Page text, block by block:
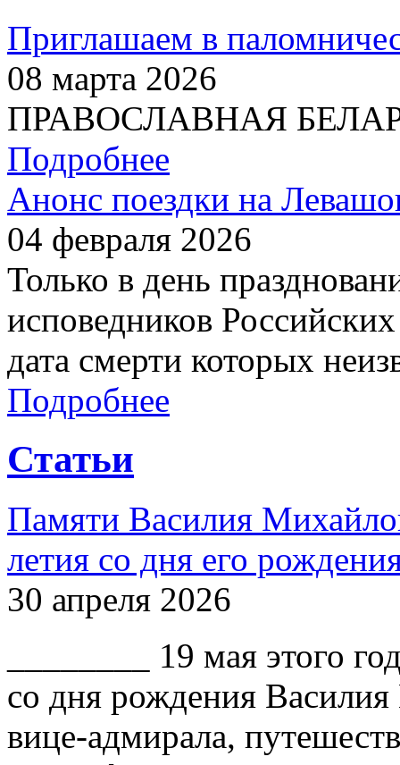
Приглашаем в
08 марта 2026
ПРАВОСЛАВНАЯ
Подробнее
Анонс поездки на
04 февраля 2026
Только в день
исповедников
дата смерти которых
Подробнее
Статьи
Памяти Василия
летия со дня его
30 апреля 2026
________ 19 мая этого
со дня рождения
вице-адмирала,